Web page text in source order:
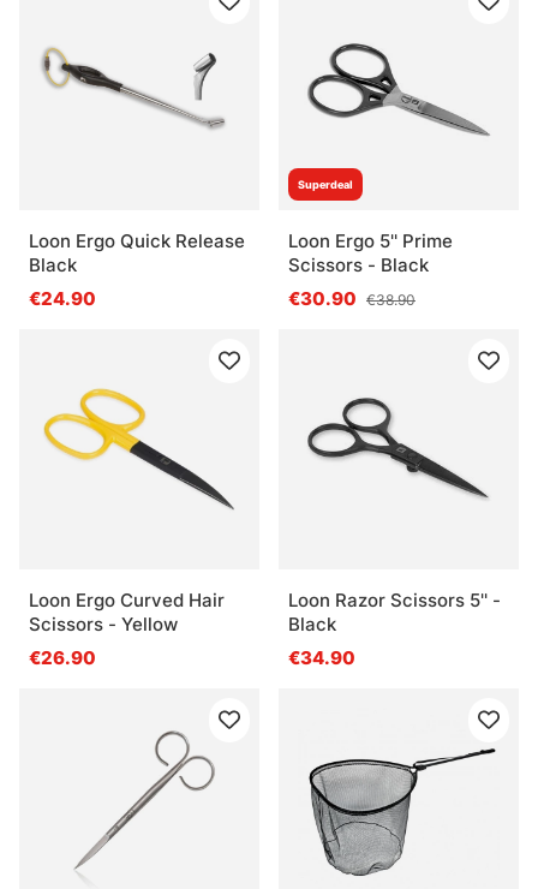
Loon Ergo Quick Release
Black
€24.90
Superdeal
Loon Ergo 5'' Prime
Scissors - Black
€30.90 €38.90
Loon Ergo Curved Hair
Scissors - Yellow
€26.90
Loon Razor Scissors 5'' -
Black
€34.90